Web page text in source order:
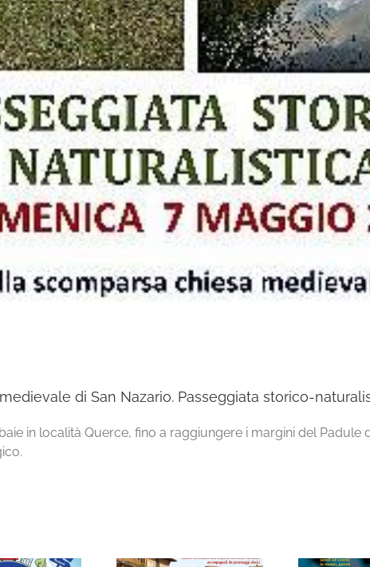
di San Nazario. Passeggiata storico-
in località Querce, fino a raggiungere i margini del